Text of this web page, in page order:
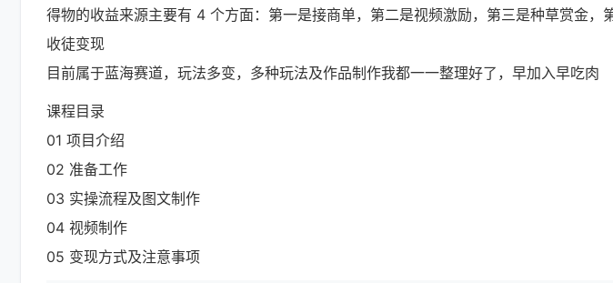
得物的收益来源主要有 4 个方面：第一是接商单，第二是视频激励，第三是种草赏金，
收徒变现
目前属于蓝海赛道，玩法多变，多种玩法及作品制作我都一一整理好了，早加入早吃肉
课程目录
01 项目介绍
02 准备工作
03 实操流程及图文制作
04 视频制作
05 变现方式及注意事项